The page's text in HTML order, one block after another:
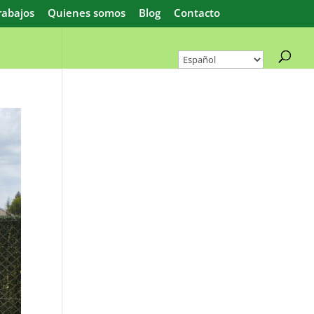
Quienes somos Blog Contacto